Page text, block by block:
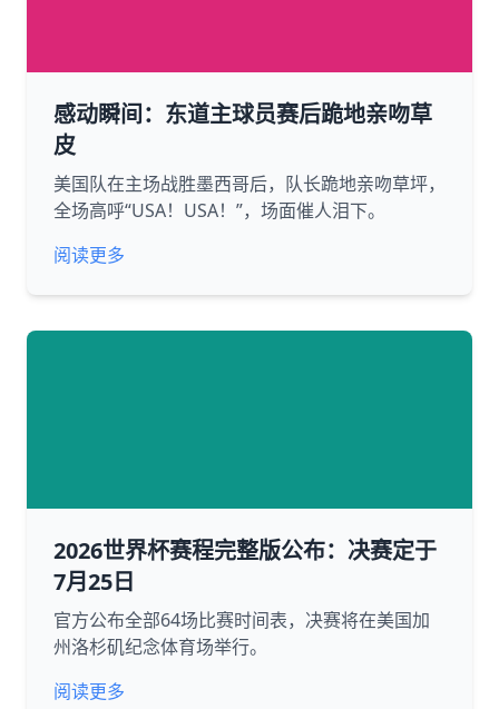
感动瞬间：东道主球员赛后跪地亲吻草
皮
美国队在主场战胜墨西哥后，队长跪地亲吻草坪，
全场高呼“USA！USA！”，场面催人泪下。
阅读更多
2026世界杯赛程完整版公布：决赛定于
7月25日
官方公布全部64场比赛时间表，决赛将在美国加
州洛杉矶纪念体育场举行。
阅读更多